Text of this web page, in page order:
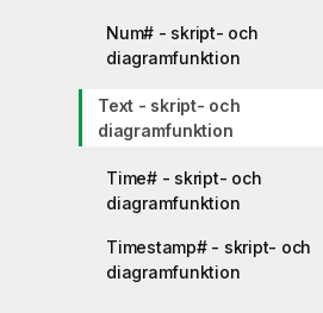
Num# - skript- och
diagramfunktion
Text - skript- och
diagramfunktion
Time# - skript- och
diagramfunktion
Timestamp# - skript- och
diagramfunktion